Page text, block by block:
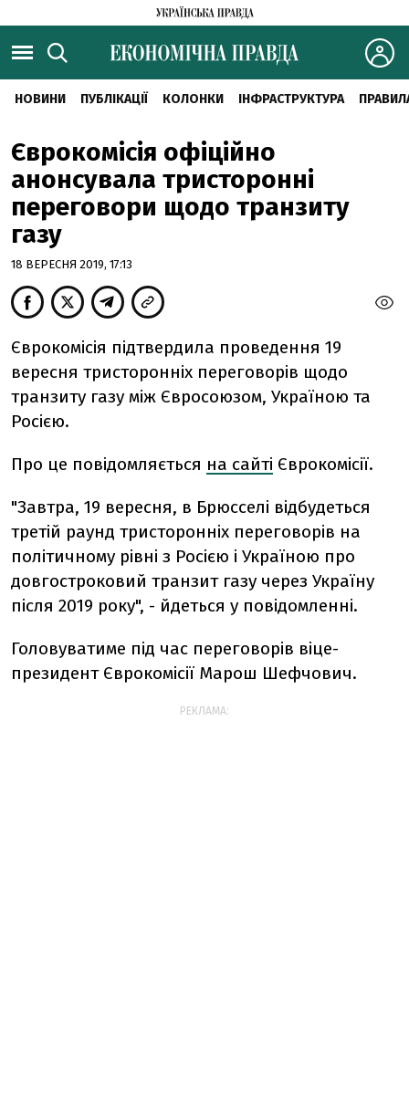
НОВИНИ ПУБЛІКАЦІЇ КОЛОНКИ ІНФРАСТРУКТУРА
Єврокомісія офіційно
анонсувала тристоронні
переговори щодо транзиту
газу
18 ВЕРЕСНЯ 2019, 17:13
Єврокомісія підтвердила проведення 19
вересня тристоронніх переговорів щодо
транзиту газу між Євросоюзом, Україною та
Росією.
Про це повідомляється на сайті Єврокомісії.
"Завтра, 19 вересня, в Брюсселі відбудеться
третій раунд тристоронніх переговорів на
політичному рівні з Росією і Україною про
довгостроковий транзит газу через Україну
після 2019 року", - йдеться у повідомленні.
Головуватиме під час переговорів віце-
президент Єврокомісії Марош Шефчович.
РЕКЛАМА: